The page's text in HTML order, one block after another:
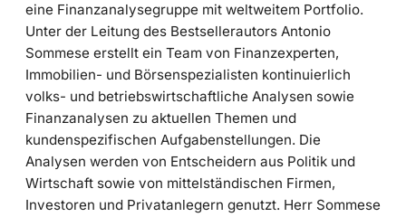
eine Finanzanalysegruppe mit weltweitem Portfolio.
Unter der Leitung des Bestsellerautors Antonio
Sommese erstellt ein Team von Finanzexperten,
Immobilien- und Börsenspezialisten kontinuierlich
volks- und betriebswirtschaftliche Analysen sowie
Finanzanalysen zu aktuellen Themen und
kundenspezifischen Aufgabenstellungen. Die
Analysen werden von Entscheidern aus Politik und
Wirtschaft sowie von mittelständischen Firmen,
Investoren und Privatanlegern genutzt. Herr Sommese